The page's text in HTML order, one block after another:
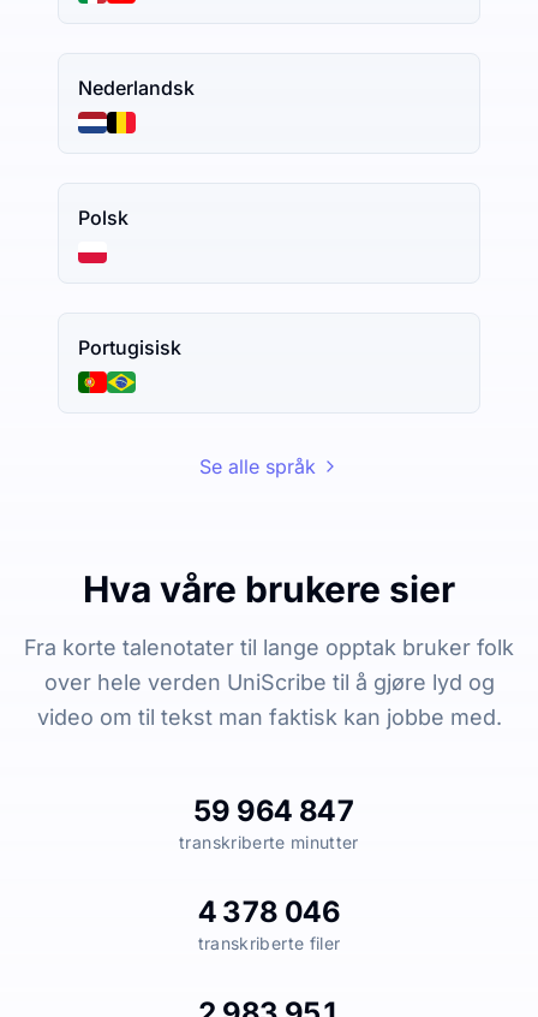
Nederlandsk
Polsk
Portugisisk
Se alle språk
Hva våre brukere sier
Fra korte talenotater til lange opptak bruker folk
over hele verden UniScribe til å gjøre lyd og
video om til tekst man faktisk kan jobbe med.
59 964 847
transkriberte minutter
4 378 046
transkriberte filer